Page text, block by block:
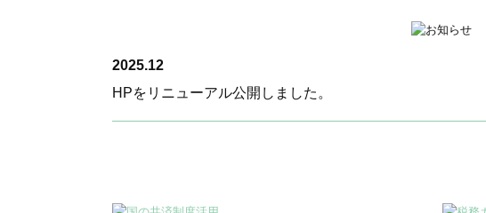
2025.12
HPをリニューアル公開しました。